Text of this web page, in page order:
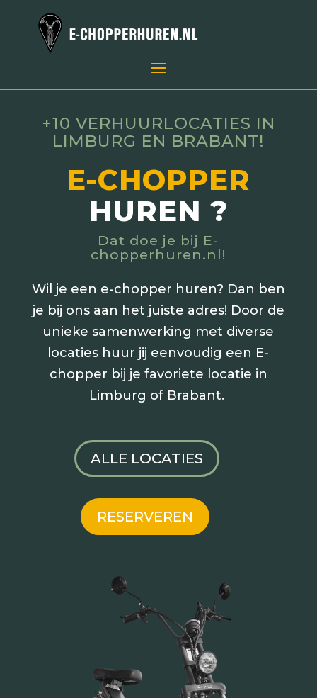
+10 VERHUURLOCATIES IN
LIMBURG EN BRABANT!
E-CHOPPER
HUREN ?
Dat doe je bij E-
chopperhuren.nl!
Wil je een e-chopper huren? Dan ben
je bij ons aan het juiste adres! Door de
unieke samenwerking met diverse
locaties huur jij eenvoudig een E-
chopper bij je favoriete locatie in
Limburg of Brabant.
ALLE LOCATIES
RESERVEREN